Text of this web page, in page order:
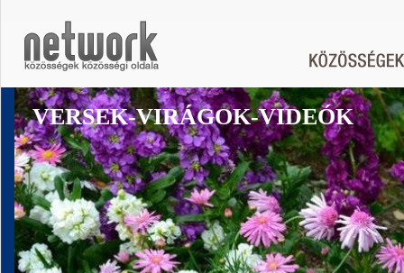
VERSEK-VIRÁGOK-VIDEÓK